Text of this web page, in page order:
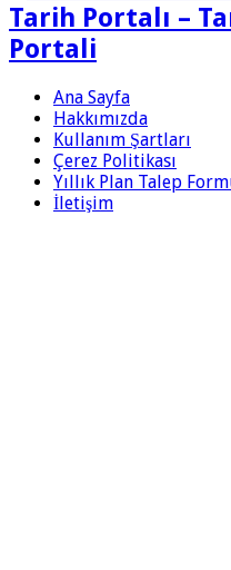
Tarih Portalı –
Portali
Ana Sayfa
Hakkımızda
Kullanım Şartları
Çerez Politikası
Yıllık Plan Talep
İletişim